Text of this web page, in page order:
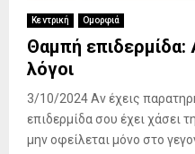
Κεντρική Ομορφιά
Θαμπή επιδερμίδα:
λόγοι
3/10/2024 Αν έχεις
επιδερμίδα σου έχει χάσει
μην οφείλεται μόνο στο